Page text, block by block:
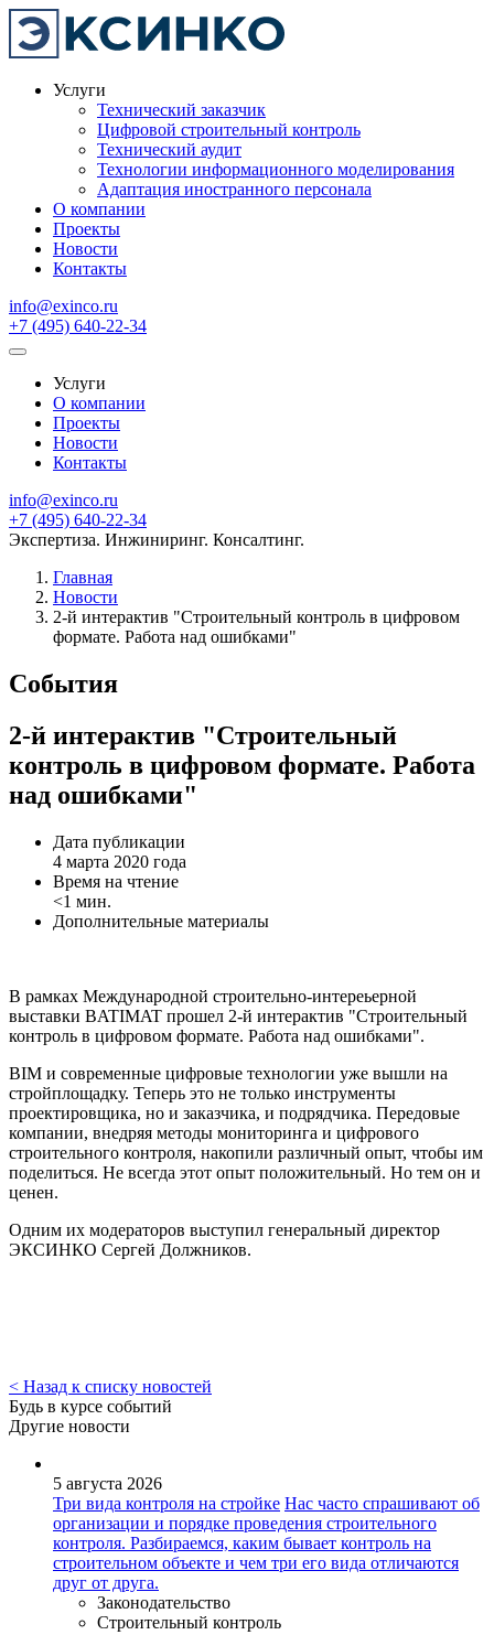
Услуги
Технический заказчик
Цифровой строительный контроль
Технический аудит
Технологии информационного моделирования
Адаптация иностранного персонала
О компании
Проекты
Новости
Контакты
info@exinco.ru
+7 (495) 640-22-34
Услуги
О компании
Проекты
Новости
Контакты
info@exinco.ru
+7 (495) 640-22-34
Экспертиза. Инжиниринг. Консалтинг.
Главная
Новости
2-й интерактив "Строительный контроль в цифровом
формате. Работа над ошибками"
События
2-й интерактив "Строительный
контроль в цифровом формате. Работа
над ошибками"
Дата публикации
4 марта 2020 года
Время на чтение
<1 мин.
Дополнительные материалы
В рамках Международной строительно-интереьерной
выставки BATIMAT прошел 2-й интерактив "Строительный
контроль в цифровом формате. Работа над ошибками".
BIM и современные цифровые технологии уже вышли на
стройплощадку. Теперь это не только инструменты
проектировщика, но и заказчика, и подрядчика. Передовые
компании, внедряя методы мониторинга и цифрового
строительного контроля, накопили различный опыт, чтобы им
поделиться. Не всегда этот опыт положительный. Но тем он и
ценен.
Одним их модераторов выступил генеральный директор
ЭКСИНКО Сергей Должников.
< Назад к списку новостей
Будь в курсе событий
Другие новости
5 августа 2026
Три вида контроля на стройке Нас часто спрашивают об
организации и порядке проведения строительного
контроля. Разбираемся, каким бывает контроль на
строительном объекте и чем три его вида отличаются
друг от друга.
Законодательство
Строительный контроль